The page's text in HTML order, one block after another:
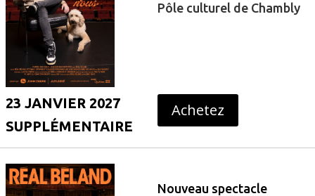
Pôle culturel de Chambly
23 JANVIER 2027 Achetez
SUPPLÉMENTAIRE
Nouveau spectacle